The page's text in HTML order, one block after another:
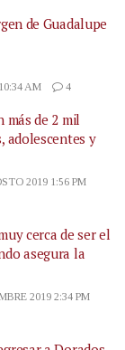
de Guadalupe
AM
4
más de 2 mil
adolescentes y
2019 1:56 PM
cerca de ser el
asegura la
2019 2:34 PM